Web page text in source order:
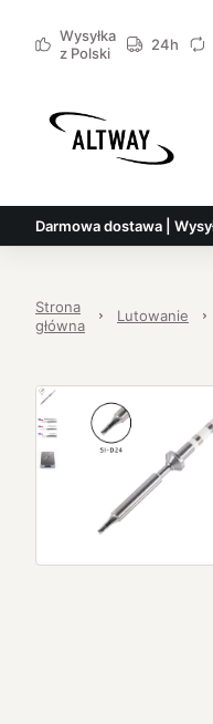
Wysyłka
z Polski
24h
Darmowa dostawa |
Strona
główna
Lutowanie